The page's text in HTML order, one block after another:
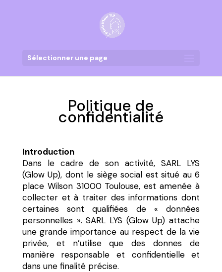
Sélectionner une page
Politique de
confidentialité
Introduction
Dans le cadre de son activité, SARL LYS
(Glow Up), dont le siège social est situé au 6
place Wilson 31000 Toulouse, est amenée à
collecter et à traiter des informations dont
certaines sont qualifiées de « données
personnelles ». SARL LYS (Glow Up) attache
une grande importance au respect de la vie
privée, et n’utilise que des donnes de
manière responsable et confidentielle et
dans une finalité précise.